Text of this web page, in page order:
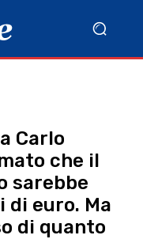
Carlo
che il
sarebbe
euro. Ma
di quanto